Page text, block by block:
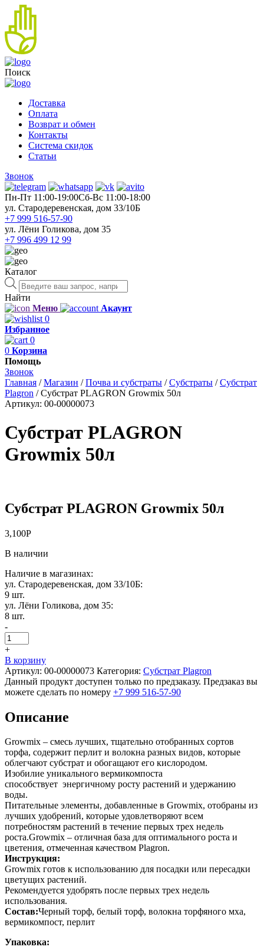
Поиск
Доставка
Оплата
Возврат и обмен
Контакты
Система скидок
Статьи
Звонок
Пн-Пт 11:00-19:00Cб-Вс 11:00-18:00
ул. Стародеревенская, дом 33/10Б
+7 999 516-57-90
ул. Лёни Голикова, дом 35
+7 996 499 12 99
Каталог
Поиск
товаров
Найти
Меню
Акаунт
0
Избранное
0
0 Корзина
Помощь
Звонок
Главная /Магазин /Почва и субстраты /Субстраты /Субстрат
Plagron /Субстрат PLAGRON Growmix 50л
Артикул: 00-00000073
Субстрат PLAGRON
Growmix 50л
Субстрат PLAGRON Growmix 50л
3,100Р
В наличии
Наличие в магазинах:
ул. Стародеревенская, дом 33/10Б:
9 шт.
ул. Лёни Голикова, дом 35:
8 шт.
-
+
В корзину
Артикул: 00-00000073 Категория: Субстрат Plagron
Данный продукт доступен только по предзаказу. Предзаказ вы
можете сделать по номеру +7 999 516-57-90
Описание
Growmix – смесь лучших, тщательно отобранных сортов
торфа, содержит перлит и волокна разных видов, которые
облегчают субстрат и обогащают его кислородом.
Изобилие уникального вермикомпоста
способствует энергичному росту растений и удержанию
воды.
Питательные элементы, добавленные в Growmix, отобраны из
лучших удобрений, которые удовлетворяют всем
потребностям растений в течение первых трех недель
роста.Growmix – отличная база для оптимального роста и
цветения, отмеченная качеством Plagron.
Инструкция:
Growmix готов к использованию для посадки или пересадки
цветущих растений.
Рекомендуется удобрять после первых трех недель
использования.
Состав:Черный торф, белый торф, волокна торфяного мха,
вермикомпост, перлит
Упаковка: